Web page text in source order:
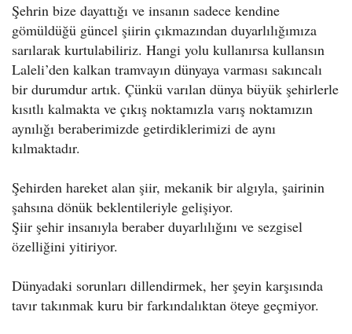
Şehrin bize dayattığı ve insanın sadece kendine
gömüldüğü güncel şiirin çıkmazından duyarlılığımıza
sarılarak kurtulabiliriz. Hangi yolu kullanırsa kullansın
Laleli’den kalkan tramvayın dünyaya varması sakıncalı
bir durumdur artık. Çünkü varılan dünya büyük şehirlerle
kısıtlı kalmakta ve çıkış noktamızla varış noktamızın
aynılığı beraberimizde getirdiklerimizi de aynı
kılmaktadır.
Şehirden hareket alan şiir, mekanik bir algıyla, şairinin
şahsına dönük beklentileriyle gelişiyor.
Şiir şehir insanıyla beraber duyarlılığını ve sezgisel
özelliğini yitiriyor.
Dünyadaki sorunları dillendirmek, her şeyin karşısında
tavır takınmak kuru bir farkındalıktan öteye geçmiyor.